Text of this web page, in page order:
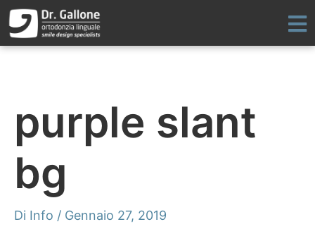
contenuto
purple slant
bg
Di Info / Gennaio 27, 2019